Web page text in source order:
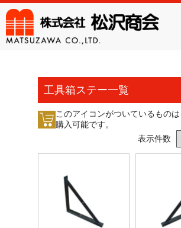
工具箱ステー一覧
このアイコンがついているもの
購入可能です。
表示件数